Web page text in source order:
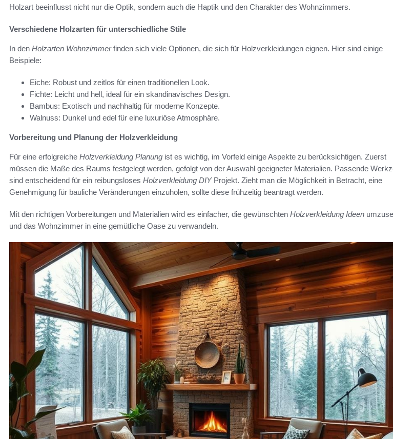
Holzart beeinflusst nicht nur die Optik, sondern auch die Haptik und den Charakter des Wohnzimmers.
Verschiedene Holzarten für unterschiedliche Stile
In den Holzarten Wohnzimmerfinden sich viele Optionen, die sich für Holzverkleidungen eignen. Hier sind einige
Beispiele:
Eiche: Robust und zeitlos für einen traditionellen Look.
Fichte: Leicht und hell, ideal für ein skandinavisches Design.
Bambus: Exotisch und nachhaltig für moderne Konzepte.
Walnuss: Dunkel und edel für eine luxuriöse Atmosphäre.
Vorbereitung und Planung der Holzverkleidung
Für eine erfolgreiche Holzverkleidung Planung ist es wichtig, im Vorfeld einige Aspekte zu berücksichtigen. Zuerst
müssen die Maße des Raums festgelegt werden, gefolgt von der Auswahl geeigneter Materialien. Passende
sind entscheidend für ein reibungsloses Holzverkleidung DIYProjekt. Zieht man die Möglichkeit in Betracht, eine
Genehmigung für bauliche Veränderungen einzuholen, sollte diese frühzeitig beantragt werden.
Mit den richtigen Vorbereitungen und Materialien wird es einfacher, die gewünschten Holzverkleidung Ideen
und das Wohnzimmer in eine gemütliche Oase zu verwandeln.